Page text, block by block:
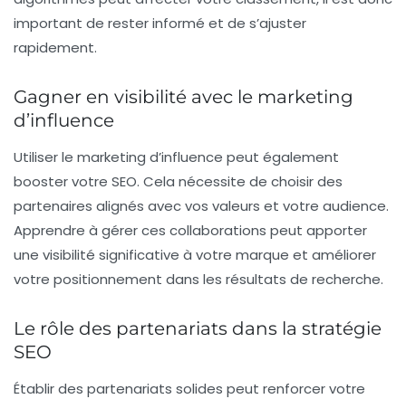
important de rester informé et de s’ajuster
rapidement.
Gagner en visibilité avec le marketing
d’influence
Utiliser le marketing d’influence peut également
booster votre SEO. Cela nécessite de choisir des
partenaires alignés avec vos valeurs et votre audience.
Apprendre à gérer ces collaborations peut apporter
une visibilité significative à votre marque et améliorer
votre positionnement dans les résultats de recherche.
Le rôle des partenariats dans la stratégie
SEO
Établir des partenariats solides peut renforcer votre